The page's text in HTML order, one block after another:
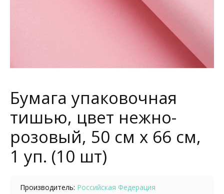
Бумага упаковочная
тишью, цвет нежно-
розовый, 50 см х 66 см,
1 уп. (10 шт)
Производитель: Российская Федерация